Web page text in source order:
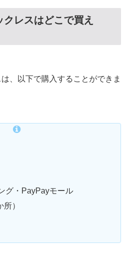
レスはどこで買え
、以下で購入することができま
グ・PayPayモール
）